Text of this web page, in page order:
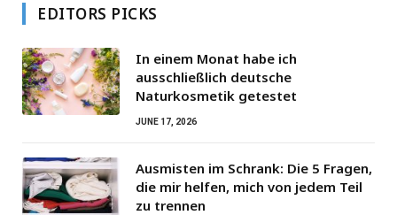
EDITORS PICKS
In einem Monat habe ich
ausschließlich deutsche
Naturkosmetik getestet
JUNE 17, 2026
Ausmisten im Schrank: Die 5 Fragen,
die mir helfen, mich von jedem Teil
zu trennen